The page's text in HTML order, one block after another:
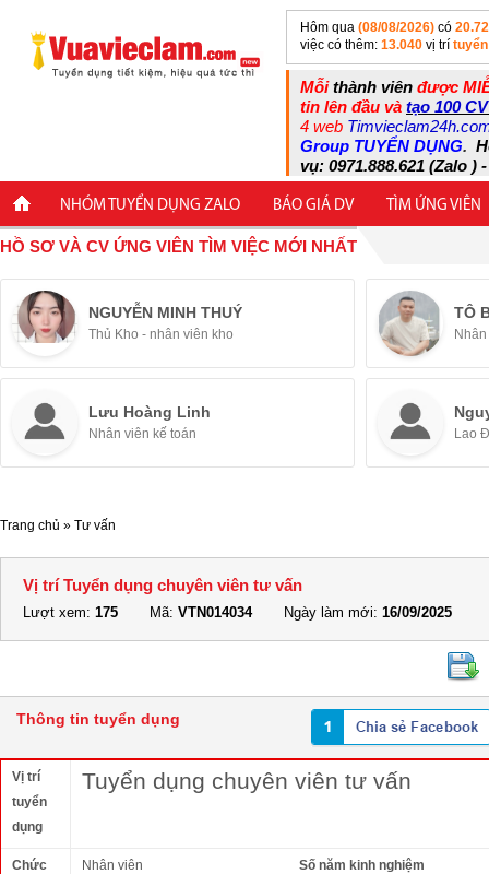
Hôm qua (08/08/2026) có
việc có thêm: 13.040 vị trí
Mỗithành viên được
tin lên đầu và tạo 100
4 web
Group TUYỂN DỤNG.
vụ: 0971.888.621 (Zalo )
NHÓM TUYỂN DỤNG ZALO BÁO GIÁ DV TÌM ỨNG VIÊN
HỒ SƠ VÀ CV ỨNG VIÊN TÌM VIỆC MỚI NHẤT
NGUYỄN MINH THUÝ
Thủ Kho - nhân viên kho
TÔ
Lưu Hoàng Linh
Nhân viên kế toán Lao
Trang chủ » Tư vấn
Vị trí Tuyển dụng chuyên viên tư vấn
Lượt xem: 175 Mã: VTN014034 Ngày làm mới: 16/09/2025
Thông tin tuyển dụng
Vị trí
tuyển
dụng
Tuyển dụng chuyên viên tư vấn
Chức
Nhân viên Số năm kinh nghiệm